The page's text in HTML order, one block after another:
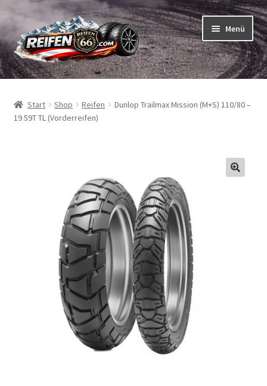
Zur
Navigation
springen
Zum
Inhalt
springen
Menü
Reifen
Schläuche
Reifentests
Start Shop Reifen
Dunlop Trailmax Mission (M+S) 110/80 –
19 59T TL (Vorderreifen)